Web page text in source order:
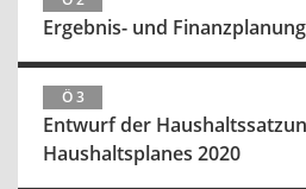
Ergebnis- und
Ö 3
Entwurf der
Haushaltsplanes 2020